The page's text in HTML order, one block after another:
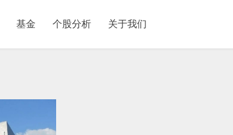
基金 个股分析 关于我们